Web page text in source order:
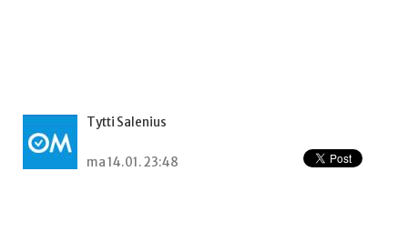
Tytti Salenius
ma 14.01. 23:48